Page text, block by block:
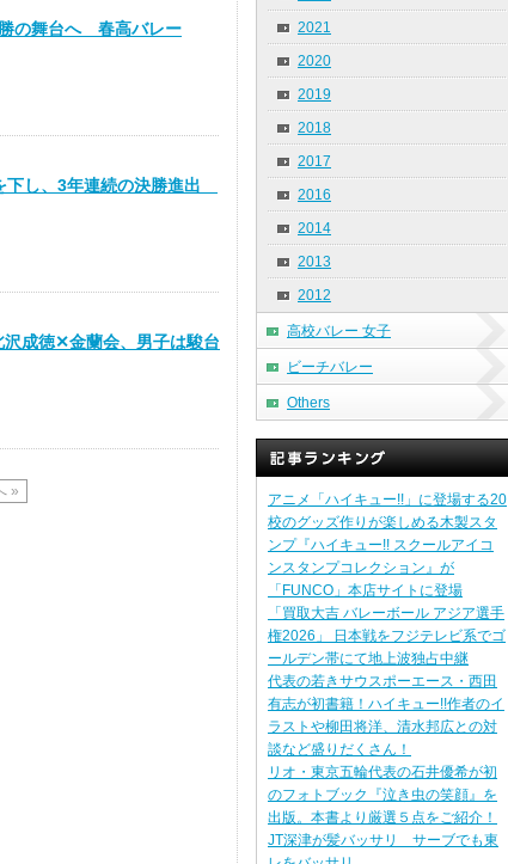
の舞台へ 春高バレー
下し、3年連続の決勝進出
成徳✕金蘭会、男子は駿台
»
2021
2020
2019
2018
2017
2016
2014
2013
2012
高校バレー 女子
ビーチバレー
Others
アニメ「ハイキュー!!」に登場する20
校のグッズ作りが楽しめる木製スタ
ンプ『ハイキュー!! スクールアイコ
ンスタンプコレクション』が
「FUNCO」本店サイトに登場
「買取大吉 バレーボール アジア選手
権2026」 日本戦をフジテレビ系でゴ
ールデン帯にて地上波独占中継
代表の若きサウスポーエース・西田
有志が初書籍！ハイキュー!!作者のイ
ラストや柳田将洋、清水邦広との対
談など盛りだくさん！
リオ・東京五輪代表の石井優希が初
のフォトブック『泣き虫の笑顔』を
出版。本書より厳選５点をご紹介！
JT深津が髪バッサリ サーブでも東